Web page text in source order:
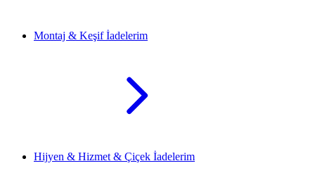
Montaj & Keşif İadelerim
Hijyen & Hizmet & Çiçek İadelerim